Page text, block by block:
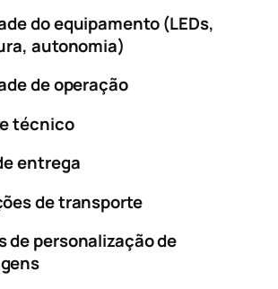
do equipamento (LEDs,
autonomia)
de operação
técnico
entrega
de transporte
de personalização de